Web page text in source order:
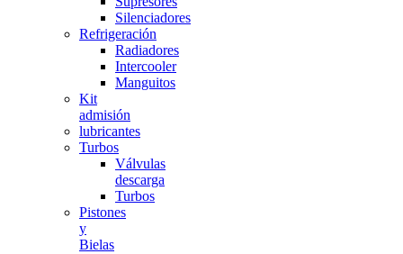
Silenciadores
Refrigeración
Radiadores
Intercooler
Manguitos
Kit
admisión
lubricantes
Turbos
Válvulas
descarga
Turbos
Pistones
y
Bielas